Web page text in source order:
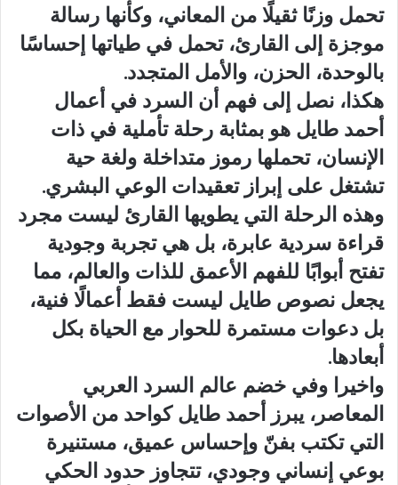
تحمل وزنًا ثقيلًا من المعاني، وكأنها رسالة
موجزة إلى القارئ، تحمل في طياتها إحساسًا
بالوحدة، الحزن، والأمل المتجدد.
هكذا، نصل إلى فهم أن السرد في أعمال
أحمد طايل هو بمثابة رحلة تأملية في ذات
الإنسان، تحملها رموز متداخلة ولغة حية
تشتغل على إبراز تعقيدات الوعي البشري.
وهذه الرحلة التي يطويها القارئ ليست مجرد
قراءة سردية عابرة، بل هي تجربة وجودية
تفتح أبوابًا للفهم الأعمق للذات والعالم، مما
يجعل نصوص طايل ليست فقط أعمالًا فنية،
بل دعوات مستمرة للحوار مع الحياة بكل
أبعادها.
واخيرا وفي خضم عالم السرد العربي
المعاصر، يبرز أحمد طايل كواحد من الأصوات
التي تكتب بفنّ وإحساس عميق، مستنيرة
بوعي إنساني وجودي، تتجاوز حدود الحكي